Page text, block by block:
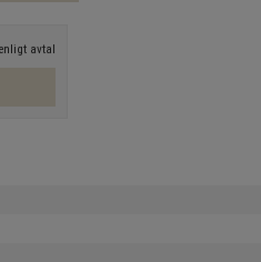
enligt avtal